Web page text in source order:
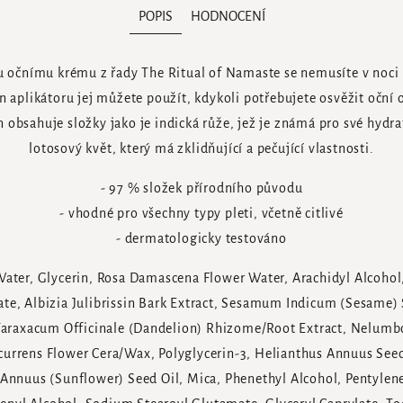
POPIS HODNOCENÍ
očnímu krému z řady The Ritual of Namaste se nemusíte v
aplikátoru jej můžete použít, kdykoli potřebujete osvěžit oční
složky jako je indická růže, jež je známá pro své
lotosový květ, který má zklidňující a pečující vlastnosti.
- 97 % složek přírodního původu
- vhodné pro všechny typy pleti, včetně citlivé
- dermatologicky testováno
Glycerin, Rosa Damascena Flower Water, Arachidyl
Albizia Julibrissin Bark Extract, Sesamum Indicum (Sesame)
Officinale (Dandelion) Rhizome/Root Extract,
Flower Cera/Wax, Polyglycerin-3, Helianthus Annuus
(Sunflower) Seed Oil, Mica, Phenethyl Alcohol,